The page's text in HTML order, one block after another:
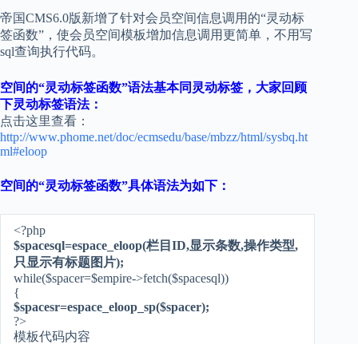
帝国CMS6.0版新增了针对会员空间信息调用的“灵动标
签函数”，使会员空间模板增加信息调用更简单，不用写
sql查询执行代码。
空间的“灵动标签函数”语法基本同灵动标签，大家回顾
下灵动标签语法：
点击这里查看：
http://www.phome.net/doc/ecmsedu/base/mbzz/html/sysbq.ht
ml#eloop
空间的“灵动标签函数”具体语法为如下：
<?php
$spacesql=espace_eloop(栏目ID,显示条数,操作类型,
只显示有标题图片);
while($spacer=$empire->fetch($spacesql))
{
$spacesr=espace_eloop_sp($spacer);
?>
模板代码内容